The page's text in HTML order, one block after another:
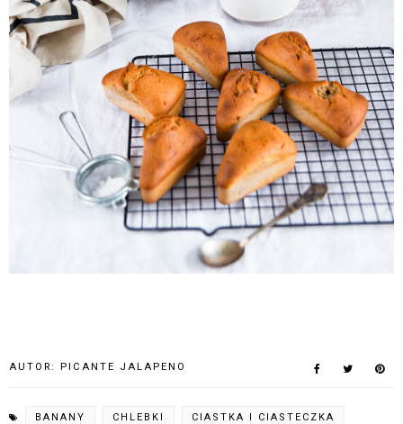
AUTOR: PICANTE JALAPENO
BANANY CHLEBKI CIASTKA I CIASTECZKA